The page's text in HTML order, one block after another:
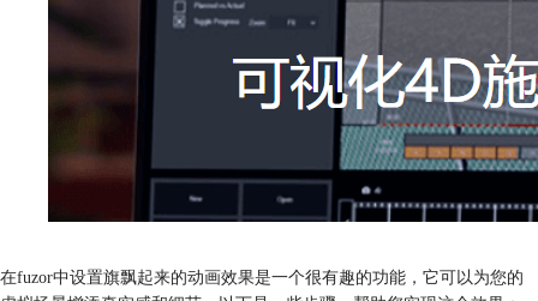
在fuzor中设置旗飘起来的动画效果是一个很有趣的功能，它可以为您的